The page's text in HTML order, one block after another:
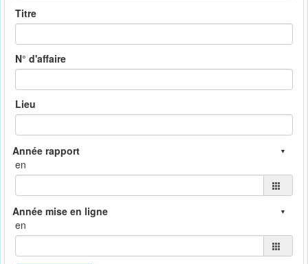
Titre
N° d'affaire
Lieu
en
en